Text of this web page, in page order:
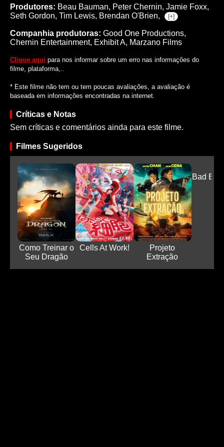
Produtores: Beau Bauman, Peter Chernin, Jamie Foxx,
Seth Gordon, Tim Lewis, Brendan O'Brien, [+]
Companhia produtoras: Good One Productions,
Chernin Entertainment, Exhibit A, Marzano Films
Clique aqui para nos informar sobre um erro nas informações do
filme, plataforma,..
* Este filme não tem ou tem poucas avaliações, a avaliação é
baseada em informações encontradas na internet.
Críticas e Notas
Sem críticas e comentários ainda para este filme.
Filmes Sugeridos
Como Treinar o
Seu Dragão
Cells At Work!
Projeto
Extração
Bad